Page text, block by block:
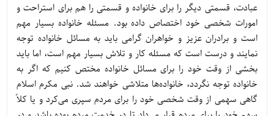
عبادت، قسمتی دیگر را برای خانواده و قسمتی را هم برای استراحت و
امورات شخصی خود اختصاص داده بود. مسئله خانواده بسیار مهم
است و برادران عزیز و خواهران گرامی باید به مسائل خانواده توجه
نمایند و درست است که مسئله کار و تلاش بسیار مهم است، اما باید
بخشی از وقت خود را برای مسائل خانواده مختص کنیم که اگر به
خانواده توجه نگردد، خانواده‌ها متلاشی خواهند شد. نبی مکرم اسلام
گاهی سهمی از وقت شخصی خود را برای مردم سپری می‌کرد و یا کلاً